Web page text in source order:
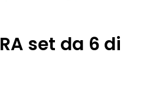
set da 6 di